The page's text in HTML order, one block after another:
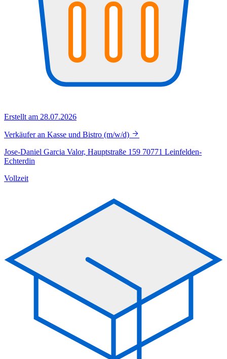
Erstellt am 28.07.2026
Verkäufer an Kasse und Bistro (m/w/d)
Jose-Daniel Garcia Valor, Hauptstraße 159 70771 Leinfelden-
Echterdin
Vollzeit